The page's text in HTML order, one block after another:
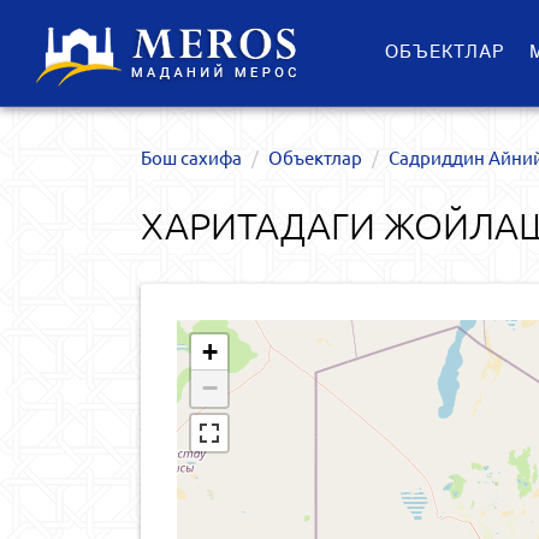
ОБЪЕКТЛАР
Бош сахифа Объектлар Садриддин
ХАРИТАДАГИ
+
−